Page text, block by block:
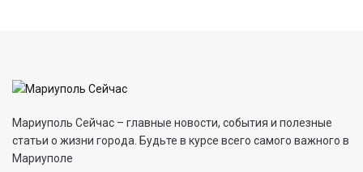
Мариуполь Сейчас – главные новости, события и полезные
статьи о жизни города. Будьте в курсе всего самого важного в
Мариуполе